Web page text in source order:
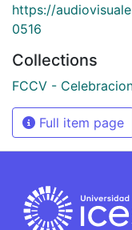
https://
0516
Collections
FCCV -
Full item page